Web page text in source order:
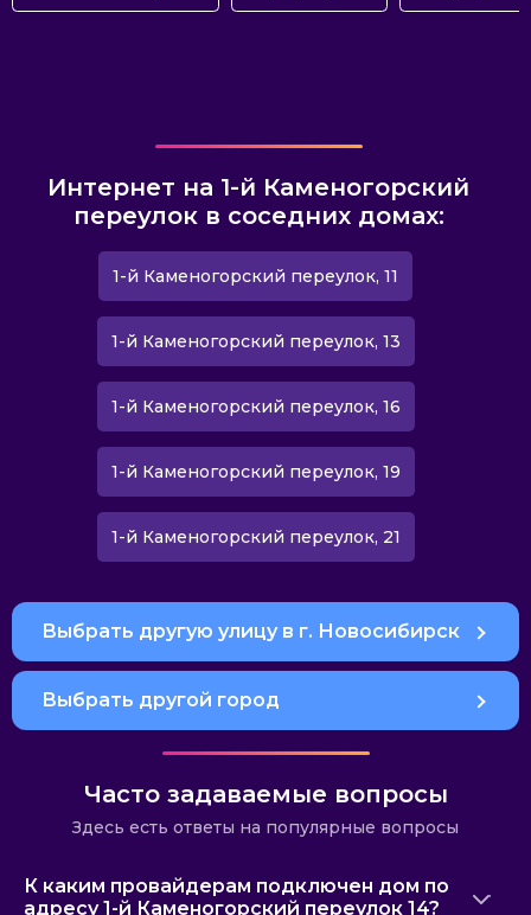
Интернет на 1-й Каменогорский
переулок в соседних домах:
1-й Каменогорский переулок, 11
1-й Каменогорский переулок, 13
1-й Каменогорский переулок, 16
1-й Каменогорский переулок, 19
1-й Каменогорский переулок, 21
Выбрать другую улицу в г. Новосибирск
Выбрать другой город
Часто задаваемые вопросы
Здесь есть ответы на популярные вопросы
К каким провайдерам подключен дом по
адресу 1-й Каменогорский переулок 14?